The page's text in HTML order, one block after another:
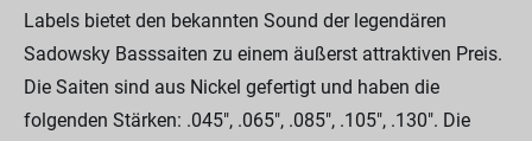
Labels bietet den bekannten Sound der legendären
Sadowsky Basssaiten zu einem äußerst attraktiven Preis.
Die Saiten sind aus Nickel gefertigt und haben die
folgenden Stärken: .045", .065", .085", .105", .130". Die